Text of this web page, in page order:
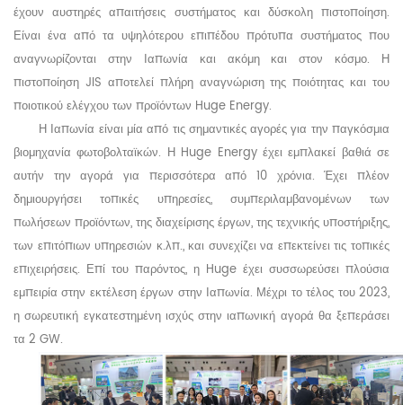
έχουν αυστηρές απαιτήσεις συστήματος και δύσκολη πιστοποίηση.
Είναι ένα από τα υψηλότερου επιπέδου πρότυπα συστήματος που
αναγνωρίζονται στην Ιαπωνία και ακόμη και στον κόσμο. Η
πιστοποίηση JIS αποτελεί πλήρη αναγνώριση της ποιότητας και του
ποιοτικού ελέγχου των προϊόντων Huge Energy.
Η Ιαπωνία είναι μία από τις σημαντικές αγορές για την παγκόσμια
βιομηχανία φωτοβολταϊκών. Η Huge Energy έχει εμπλακεί βαθιά σε
αυτήν την αγορά για περισσότερα από 10 χρόνια. Έχει πλέον
δημιουργήσει τοπικές υπηρεσίες, συμπεριλαμβανομένων των
πωλήσεων προϊόντων, της διαχείρισης έργων, της τεχνικής υποστήριξης,
των επιτόπιων υπηρεσιών κ.λπ., και συνεχίζει να επεκτείνει τις τοπικές
επιχειρήσεις. Επί του παρόντος, η Huge έχει συσσωρεύσει πλούσια
εμπειρία στην εκτέλεση έργων στην Ιαπωνία. Μέχρι το τέλος του 2023,
η σωρευτική εγκατεστημένη ισχύς στην ιαπωνική αγορά θα ξεπεράσει
τα 2 GW.